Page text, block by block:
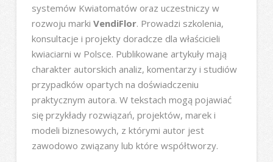
systemów Kwiatomatów oraz uczestniczy w
rozwoju marki VendiFlor. Prowadzi szkolenia,
konsultacje i projekty doradcze dla właścicieli
kwiaciarni w Polsce. Publikowane artykuły mają
charakter autorskich analiz, komentarzy i studiów
przypadków opartych na doświadczeniu
praktycznym autora. W tekstach mogą pojawiać
się przykłady rozwiązań, projektów, marek i
modeli biznesowych, z którymi autor jest
zawodowo związany lub które współtworzy.